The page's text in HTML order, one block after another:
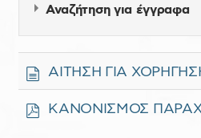
Αναζήτηση για έγγραφα
έ
γ
ρ
ΑΙΤΗΣΗ ΓΙΑ
pΚΑΝΟΝΙΣΜΟΣ